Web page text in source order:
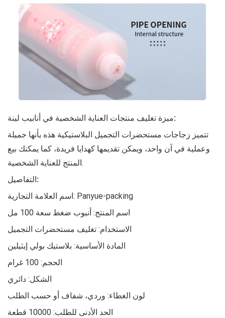
ميزة تغليف منتجات العناية الشخصية في أنابيب لينة:
تتميز زجاجات مستحضرات التجميل البلاستيكية هذه بأنها جميلة
وعملية في آن واحد، ويمكن تقديمها كهدايا فريدة، كما يمكنك بيع
المنتج للعناية الشخصية.
التفاصيل:
اسم العلامة التجارية: Panyue-packing
اسم المنتج: أنبوب ضغط سعة 100 مل
الاستخدام: تغليف مستحضرات التجميل
المادة الأساسية: بلاستيك بولي إيثيلين
الحجم: 100 غرام
الشكل: دائري
لون الغطاء: وردي، شفاف أو حسب الطلب
الحد الأدنى للطلب: 10000 قطعة